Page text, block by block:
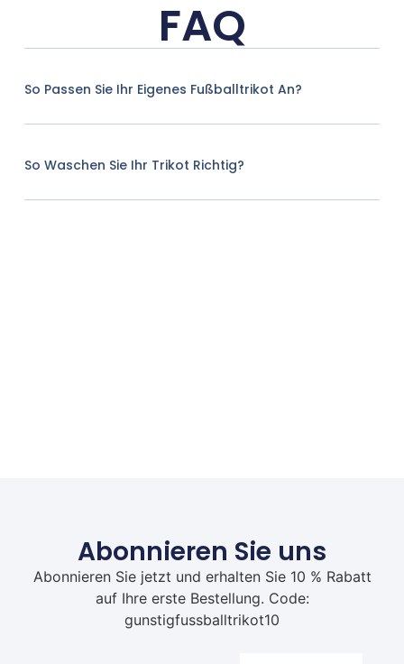
FAQ
So Passen Sie Ihr Eigenes Fußballtrikot An?
So Waschen Sie Ihr Trikot Richtig?
Abonnieren Sie uns
Abonnieren Sie jetzt und erhalten Sie 10 % Rabatt
auf Ihre erste Bestellung. Code:
gunstigfussballtrikot10